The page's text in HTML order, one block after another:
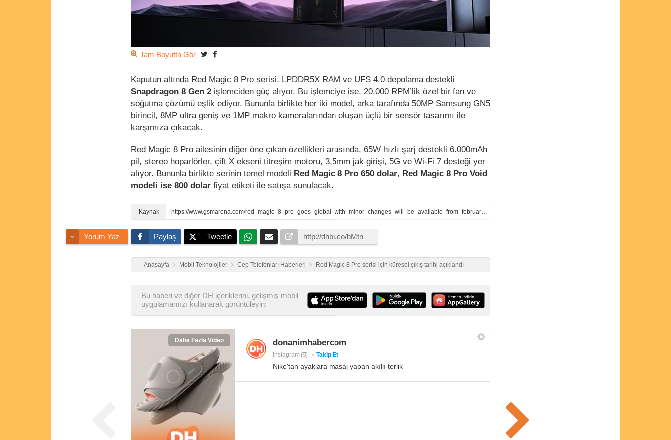
Tam Boyutta Gör
Kaputun altında Red Magic 8 Pro serisi, LPDDR5X RAM ve UFS 4.0 depolama destekli
Snapdragon 8 Gen 2 işlemciden güç alıyor. Bu işlemciye ise, 20.000 RPM’lik özel bir fan ve
soğutma çözümü eşlik ediyor. Bununla birlikte her iki model, arka tarafında 50MP Samsung GN5
birincil, 8MP ultra geniş ve 1MP makro kameralarından oluşan üçlü bir sensör tasarımı ile
karşımıza çıkacak.
Red Magic 8 Pro ailesinin diğer öne çıkan özellikleri arasında, 65W hızlı şarj destekli 6.000mAh
pil, stereo hoparlörler, çift X ekseni titreşim motoru, 3,5mm jak girişi, 5G ve Wi-Fi 7 desteği yer
alıyor. Bununla birlikte serinin temel modeli Red Magic 8 Pro 650 dolar, Red Magic 8 Pro Void
modeli ise 800 dolar fiyat etiketi ile satışa sunulacak.
https://www.gsmarena.com/red_magic_8_pro_goes_global_with_minor_changes_will_be_available_from_february_2-news-57203.php
Yorum Yaz Paylaş Tweetle
Anasayfa Mobil Teknolojiler Cep Telefonları Haberleri Red Magic 8 Pro serisi için küresel çıkış tarihi açıklandı
Bu haberi ve diğer DH içeriklerini, gelişmiş mobil
uygulamamızı kullanarak görüntüleyin:
Daha Fazla Video donanimhabercom
Instagram Takip Et
Nike'tan ayaklara masaj yapan akıllı terlik